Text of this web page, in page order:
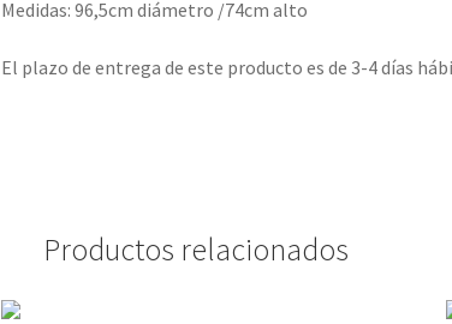
Medidas: 96,5cm diámetro /74cm alto
El plazo de entrega de este producto es de 3-4 días
Productos relacionados